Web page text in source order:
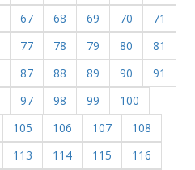
67 68 69 70
71
77 78 79 80
81
87 88 89 90
91
97 98 99
100
105 106 107
108
113 114 115
116